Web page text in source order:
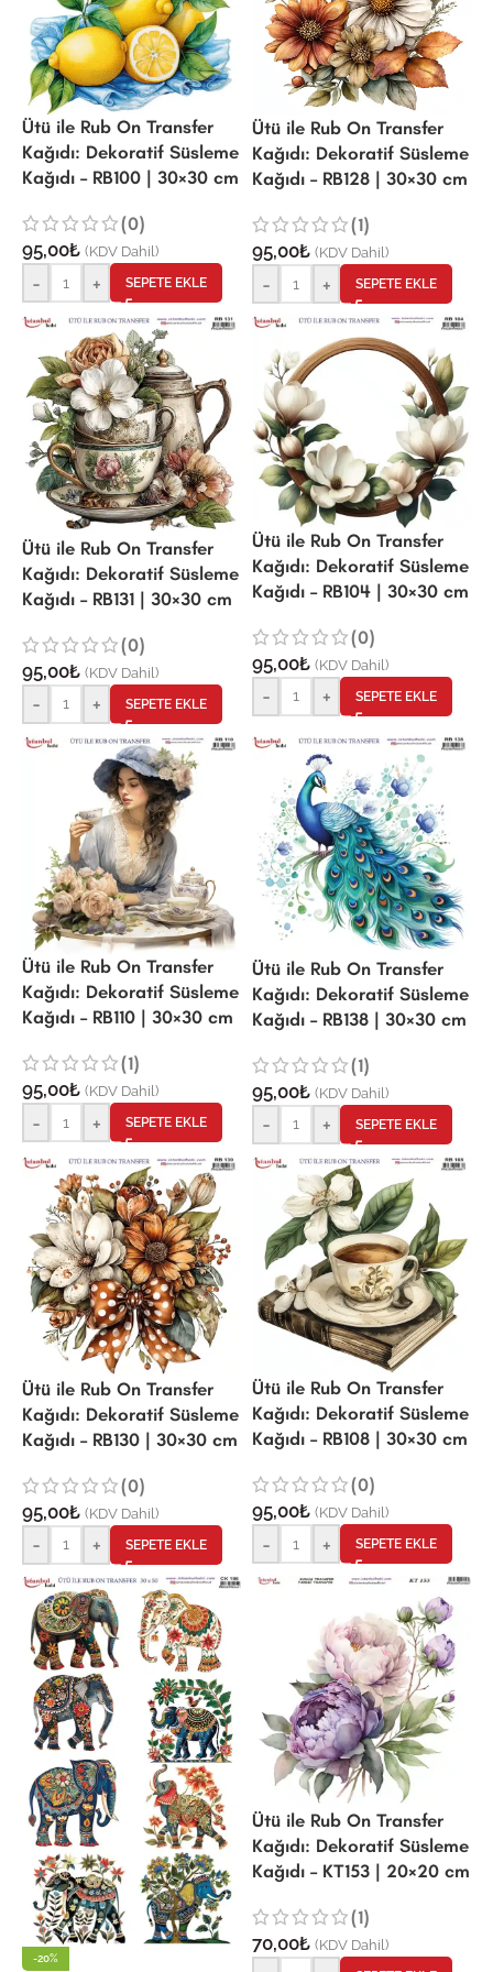
Ütü ile Rub On Transfer
Kağıdı: Dekoratif Süsleme
Kağıdı – RB100 | 30×30 cm
(0)
95,00₺ (KDV Dahil)
- + SEPETE EKLE
Ütü ile Rub On Transfer
Kağıdı: Dekoratif Süsleme
Kağıdı – RB128 | 30×30 cm
(1)
95,00₺ (KDV Dahil)
- + SEPETE EKLE
Ütü ile Rub On Transfer
Kağıdı: Dekoratif Süsleme
Kağıdı – RB131 | 30×30 cm
(0)
95,00₺ (KDV Dahil)
- + SEPETE EKLE
Ütü ile Rub On Transfer
Kağıdı: Dekoratif Süsleme
Kağıdı – RB104 | 30×30 cm
(0)
95,00₺ (KDV Dahil)
- + SEPETE EKLE
Ütü ile Rub On Transfer
Kağıdı: Dekoratif Süsleme
Kağıdı – RB110 | 30×30 cm
(1)
95,00₺ (KDV Dahil)
- + SEPETE EKLE
Ütü ile Rub On Transfer
Kağıdı: Dekoratif Süsleme
Kağıdı – RB138 | 30×30 cm
(1)
95,00₺ (KDV Dahil)
- + SEPETE EKLE
Ütü ile Rub On Transfer
Kağıdı: Dekoratif Süsleme
Kağıdı – RB130 | 30×30 cm
(0)
95,00₺ (KDV Dahil)
- + SEPETE EKLE
Ütü ile Rub On Transfer
Kağıdı: Dekoratif Süsleme
Kağıdı – RB108 | 30×30 cm
(0)
95,00₺ (KDV Dahil)
- + SEPETE EKLE
-20%
Ütü ile Rub On Transfer
Kağıdı: Dekoratif Süsleme
Kağıdı – KT153 | 20×20 cm
(1)
70,00₺ (KDV Dahil)